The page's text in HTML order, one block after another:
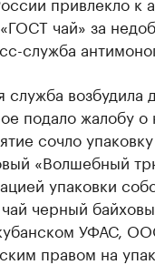
чай» за
служба
служба
подало жалобу
сочло
«Волшебный
упаковки
черный
УФАС,
правом на